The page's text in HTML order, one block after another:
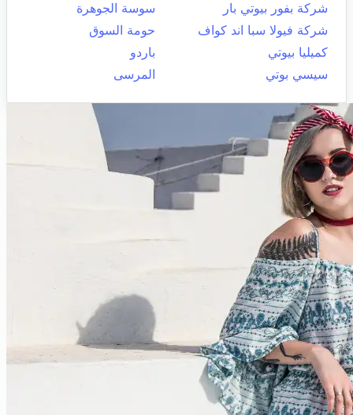
شركة بفور بيوتي بار
سوسة الجوهرة
شركة فيولا سبا اند كواف
حومة السوق
كميليا بيوتي
باردو
سيسي بوتي
المرسى